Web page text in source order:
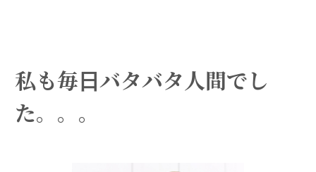
私も毎日バタバタ人間でし
た。。。